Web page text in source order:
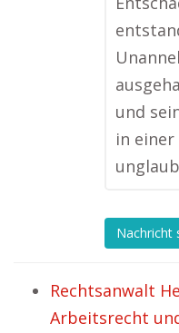
und
in
Nachricht
Rechtsanwalt
Arbeitsrecht